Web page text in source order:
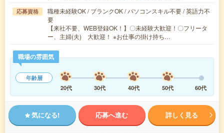
応募資格
職種未経験OK / ブランクOK / パソコンスキル不要 / 英語力不
要
【来社不要、WEB登録OK！】〇未経験大歓迎！〇フリータ
ー、主婦(夫) 大歓迎！ ※お仕事の掛け持ち…
職場の雰囲気
年齢層
20代
30代 40代 50代 60代
気になる! 応募へ進む 詳しく見る